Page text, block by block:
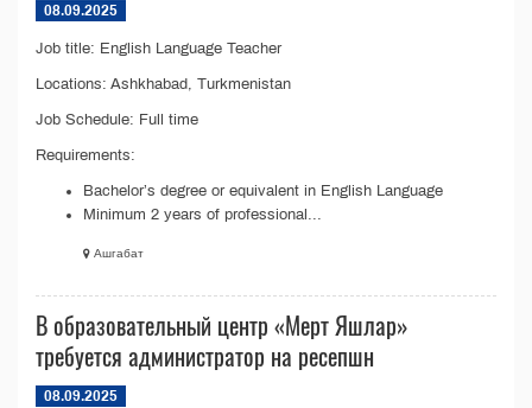
08.09.2025
Job title: English Language Teacher
Locations: Ashkhabad, Turkmenistan
Job Schedule: Full time
Requirements:
Bachelor’s degree or equivalent in English Language
Minimum 2 years of professional...
Ашгабат
В образовательный центр «Мерт Яшлар»
требуется администратор на ресепшн
08.09.2025